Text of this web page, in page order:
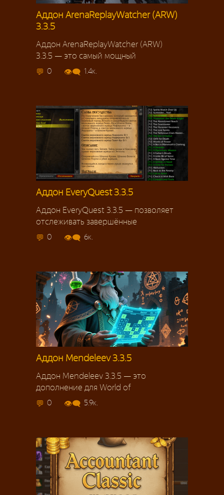
Аддон ArenaReplayWatcher (ARW)
3.3.5
Аддон ArenaReplayWatcher (ARW)
3.3.5 — это самый мощный
0 1.4к.
Аддон EveryQuest 3.3.5
Аддон EveryQuest 3.3.5 — позволяет
отслеживать завершённые
0 6к.
Аддон Mendeleev 3.3.5
Аддон Mendeleev 3.3.5 — это
дополнение для World of
0 5.9к.